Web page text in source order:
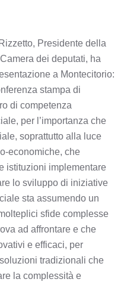
Presidente della
dei deputati, ha
a Montecitorio:
stampa di
di competenza
per l’importanza che
soprattutto alla luce
economiche, che
istituzioni implementare
lo sviluppo di iniziative
sta assumendo un
sfide complesse
ad affrontare e che
e efficaci, per
tradizionali che
la complessità e